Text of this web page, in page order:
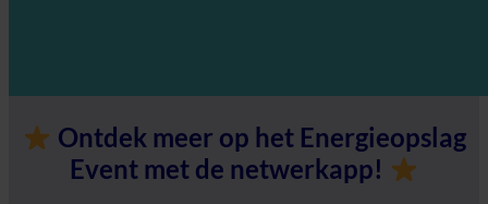
Ontdek meer op het Energieopslag
Event met de netwerkapp!